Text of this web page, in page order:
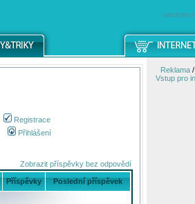
Registrace
Přihlášení
Zobrazit příspěvky bez odpovědí
Příspěvky Poslední příspěvek
Reklama/
Vstup pro